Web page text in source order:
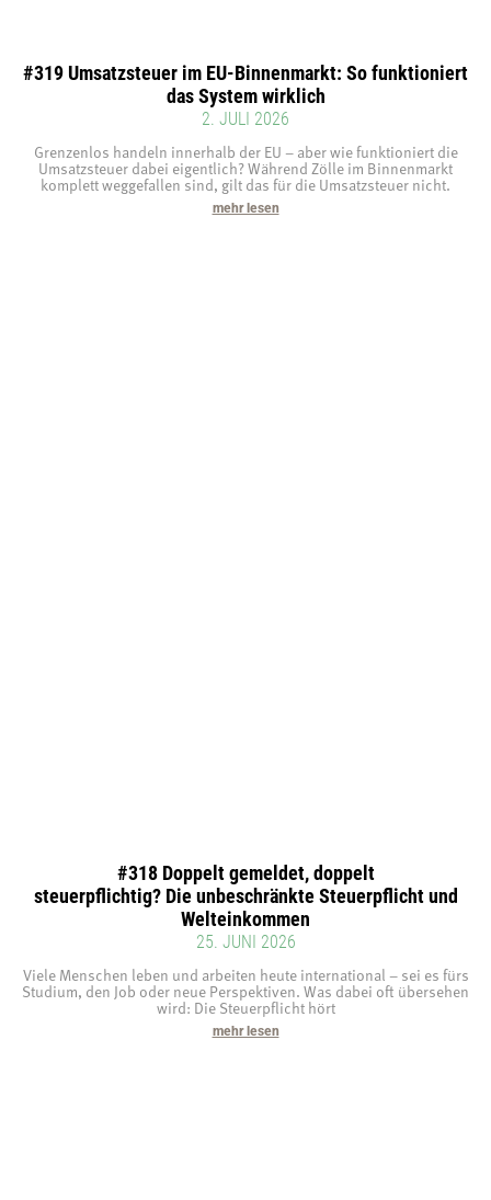
#319 Umsatzsteuer im EU-Binnenmarkt: So funktioniert
das System wirklich
2. JULI 2026
Grenzenlos handeln innerhalb der EU – aber wie funktioniert die
Umsatzsteuer dabei eigentlich? Während Zölle im Binnenmarkt
komplett weggefallen sind, gilt das für die Umsatzsteuer nicht.
mehr lesen
#318 Doppelt gemeldet, doppelt
steuerpflichtig? Die unbeschränkte Steuerpflicht und
Welteinkommen
25. JUNI 2026
Viele Menschen leben und arbeiten heute international – sei es fürs
Studium, den Job oder neue Perspektiven. Was dabei oft übersehen
wird: Die Steuerpflicht hört
mehr lesen